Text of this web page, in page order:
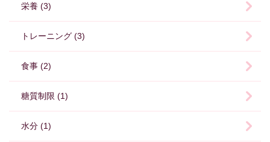
栄養 (3)
トレーニング (3)
食事 (2)
糖質制限 (1)
水分 (1)